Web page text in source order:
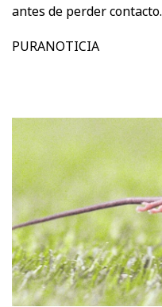
antes de perder contacto.
PURANOTICIA